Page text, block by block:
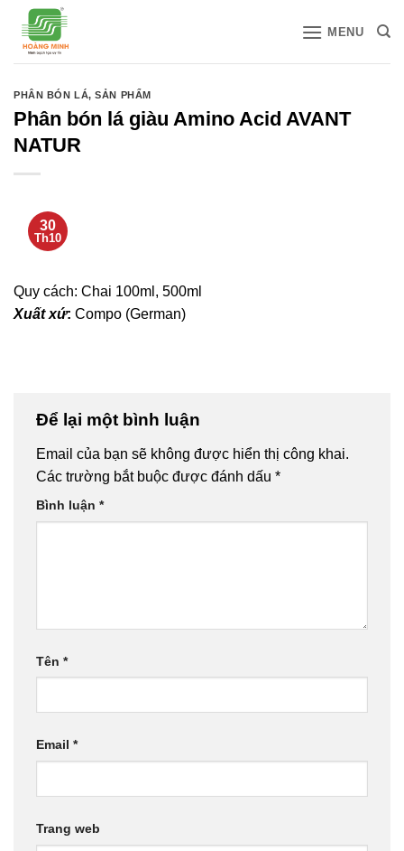
qua
MENU
PHÂN BÓN LÁ,SẢN PHẨM
Phân bón lá giàu Amino Acid AVANT
NATUR
30
Th10
Quy cách: Chai 100ml, 500ml
Xuất xứ: Compo (German)
Để lại một bình luận
Email của bạn sẽ không được hiển thị công khai.
Các trường bắt buộc được đánh dấu *
Bình luận *
Tên *
Email *
Trang web